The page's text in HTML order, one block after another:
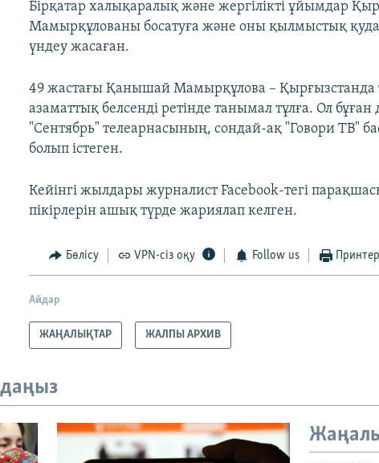
Бірқатар халықаралық және жергілікті ұйымдар
Мамырқұлованы босатуға және оны қылмыстық
үндеу жасаған.
49 жастағы Қанышай Мамырқұлова – Қырғызстанда
азаматтық белсенді ретінде танымал тұлға. Ол бұған
"Сентябрь" телеарнасының, сондай-ақ "Говори ТВ"
болып істеген.
Кейінгі жылдары журналист Facebook-тегі
пікірлерін ашық түрде жариялап келген.
Бөлісу VPN-сіз оқу Follow us
Айдар
ЖАҢАЛЫҚТАР ЖАЛПЫ АРХИВ